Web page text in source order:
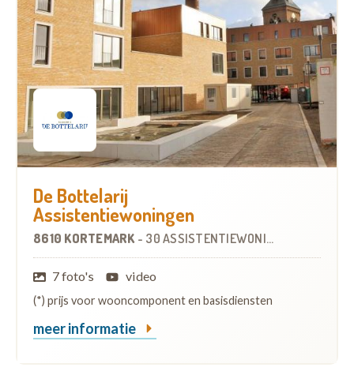
De Bottelarij
Assistentiewoningen
8610 KORTEMARK - 30 ASSISTENTIEWONINGEN
7 foto's video
(*) prijs voor wooncomponent en basisdiensten
meer informatie